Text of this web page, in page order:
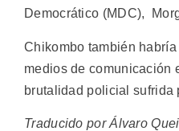
Democrático (MDC),
Chikombo también
medios de comunicación
brutalidad policial sufrida
Traducido por Álvaro